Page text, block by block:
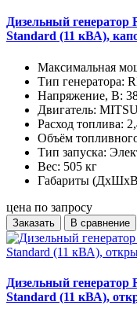
Дизельный
Standard (11 кВА),
Максимальная
Тип генератора:
Напряжение, В:
Двигатель:
Расход топлива:
Объём
Тип запуска:
Вес: 505 кг
Габариты
цена по запросу
Заказать В сравнение
Дизельный
Standard (11 кВА),